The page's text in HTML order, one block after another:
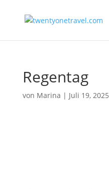
Regentag
von Marina | Juli 19, 2025